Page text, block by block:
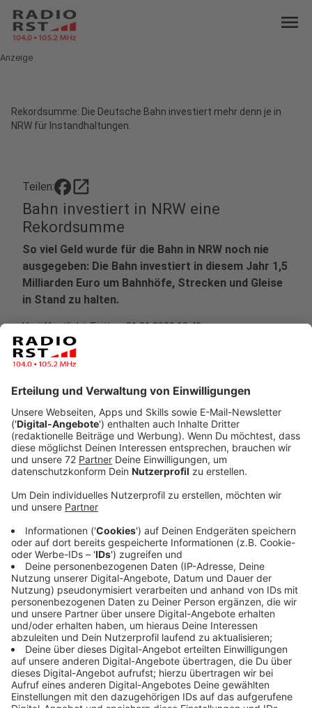
menu
Anzeige
Rekordsumme: Die Deutsche Bahn investiert mehr denn je in
NRW für Instandhaltungen.
Teilen: open_in_new
Bahn investiert in NRW eine
Rekordsumme
So viel Geld wurde für die Bahn in NRW noch nie
ausgegeben: Die Bahn investiert in diesem Jahr 1,5
Milliarden Euro um Bahnhöfe, Strecken und Gleise
in Stand zu halten.
Veröffentlicht:Freitag, 31.01.2020 13:40
Anzeige
Diese Zahl haben NRW-Verkehrsminister Hendrik Wüst
und Bahnvorstand Ronald Pofalla heute in Düsseldorf
vorgestellt. Verglichen mit den Summen, die die Bahn
in den vergangenen Jahren in Nordrhein-Westfalen
investiert hat, gibt sie in diesem Jahr das Doppelte
aus. Bis zum Jahr 2024 soll die Summe auf über zwei
Milliarden Euro erhöht werden.
Anzeige
Strecke der S13 im Rheinland soll ausgebaut
werden
Anzeige
Zusätzlich haben Bahn und Land einen Vertrag über
eine Summe von 500 Millionen Euro abgeschlossen.